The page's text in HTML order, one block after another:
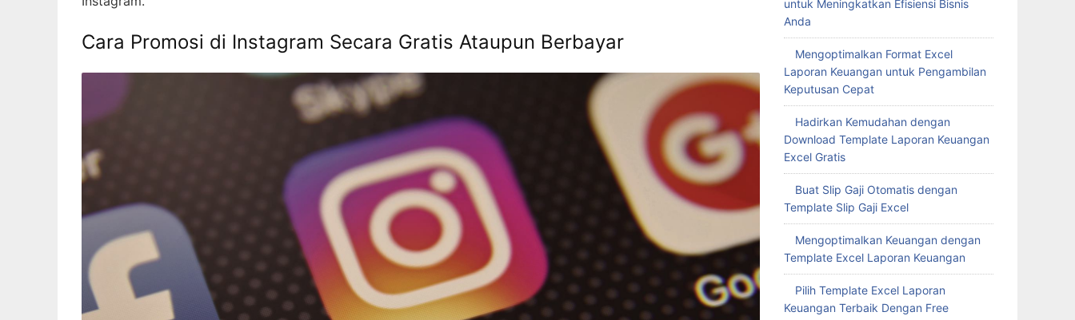
Cara Promosi di Instagram Secara Gratis Ataupun Berbayar
untuk Meningkatkan Efisiensi Bisnis
Anda
Mengoptimalkan Format Excel
Laporan Keuangan untuk Pengambilan
Keputusan Cepat
Hadirkan Kemudahan dengan
Download Template Laporan Keuangan
Excel Gratis
Buat Slip Gaji Otomatis dengan
Template Slip Gaji Excel
Mengoptimalkan Keuangan dengan
Template Excel Laporan Keuangan
Pilih Template Excel Laporan
Keuangan Terbaik Dengan Free